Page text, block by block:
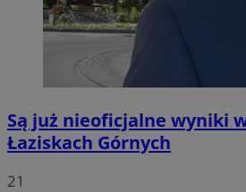
Są już nieoficjalne wyniki
Łaziskach Górnych
21